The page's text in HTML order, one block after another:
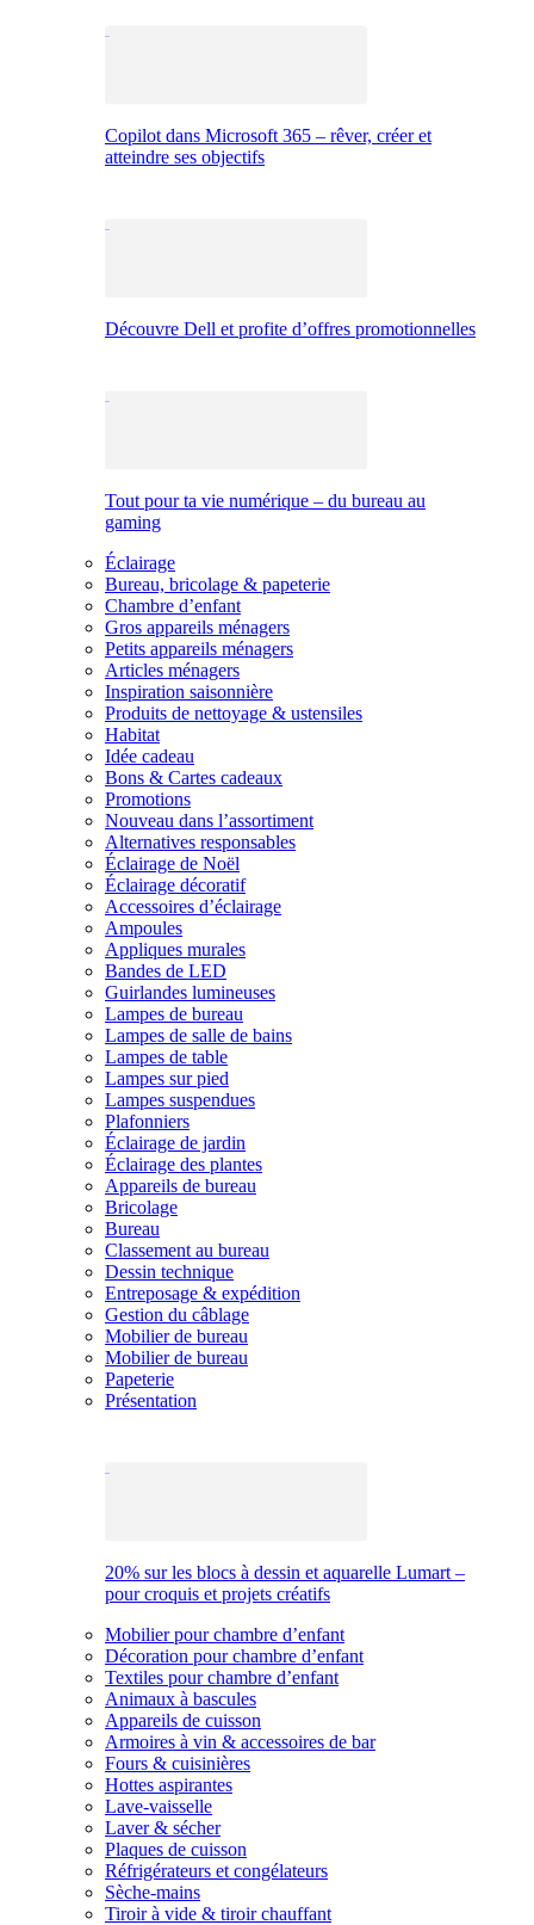
Copilot dans Microsoft 365 – rêver, créer et
atteindre ses objectifs
Découvre Dell et profite d’offres promotionnelles
Tout pour ta vie numérique – du bureau au
gaming
Éclairage
Bureau, bricolage & papeterie
Chambre d’enfant
Gros appareils ménagers
Petits appareils ménagers
Articles ménagers
Inspiration saisonnière
Produits de nettoyage & ustensiles
Habitat
Idée cadeau
Bons & Cartes cadeaux
Promotions
Nouveau dans l’assortiment
Alternatives responsables
Éclairage de Noël
Éclairage décoratif
Accessoires d’éclairage
Ampoules
Appliques murales
Bandes de LED
Guirlandes lumineuses
Lampes de bureau
Lampes de salle de bains
Lampes de table
Lampes sur pied
Lampes suspendues
Plafonniers
Éclairage de jardin
Éclairage des plantes
Appareils de bureau
Bricolage
Bureau
Classement au bureau
Dessin technique
Entreposage & expédition
Gestion du câblage
Mobilier de bureau
Mobilier de bureau
Papeterie
Présentation
20% sur les blocs à dessin et aquarelle Lumart –
pour croquis et projets créatifs
Mobilier pour chambre d’enfant
Décoration pour chambre d’enfant
Textiles pour chambre d’enfant
Animaux à bascules
Appareils de cuisson
Armoires à vin & accessoires de bar
Fours & cuisinières
Hottes aspirantes
Lave-vaisselle
Laver & sécher
Plaques de cuisson
Réfrigérateurs et congélateurs
Sèche-mains
Tiroir à vide & tiroir chauffant